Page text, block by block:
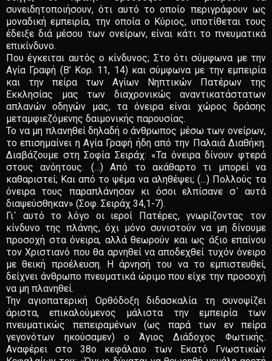
συνειδητοποιήσουν, ότι αυτό το οποίο περιγράφουν ως
μοναδική εμπειρία, την οποία ο Κύριος, υποτίθεται τους
έδειξε διά μέσου των ονείρων, είναι κάτι το πνευματικά
επικίνδυνο.
Που έγκειται αυτός ο κίνδυνος; Στο ότι σύμφωνα με την
Αγία Γραφή (Β’ Κορ. 11, 14) και σύμφωνα με την εμπειρία
και την πείρα των Αγίων Νηπτικών Πατέρων της
Εκκλησίας μας των διαχρονικώς αναντικατάστατων
απλανών οδηγών μας, τα όνειρα είναι χώρος δράσης
μεταμφιεζόμενης δαιμονικής παρουσίας.
Το να μη πλανηθεί δηλαδή ο άνθρωπος μέσω των ονείρων,
το επισημαίνει η Αγία Γραφή ήδη από την Παλαιά Διαθήκη.
Διαβάζουμε στη Σοφία Σειράχ: «Τα όνειρα δίνουν φτερά
στους ανόητους. (…) Από το ακάθαρτο τι μπορεί να
καθαριστεί; Και από το ψέμα να αληθέψει; (…) Πολλούς τα
όνειρα τους παραπλάνησαν κι όσοι ελπίσανε σ᾽ αυτά
διαψεύσθηκαν» (Σοφ. Σειράχ 34,1-7).
Γι᾽ αυτό το λόγο οι ιεροί Πατέρες, γνωρίζοντας τον
κίνδυνο της πλάνης, όχι μόνο συνιστούν να μη δίνουμε
προσοχή στα όνειρα, αλλά θεωρούν και ως άξιο επαίνου
τον Χριστιανό που θα αρνηθεί να αποδεχθεί τυχόν όνειρο
με θεική προέλευση. Η άρνησή του να το εμπιστευθεί,
δείχνει άνθρωπο πνευματικά ώριμο που είχε την προσοχή
να μη πλανηθεί.
Την αγιοπατερική Ορθόδοξη διδασκαλία τη συνοψίζει
άριστα, επικαλούμενος μάλιστα την εμπειρία των
πνευματικώς πεπειραμένων (ως παρά των εν πείρα
γεγονότων ηκούσαμεν) ο Άγιος Διάδοχος Φωτικής.
Αναφέρει στο 38ο κεφάλαιο των Εκατό Γνωστικών